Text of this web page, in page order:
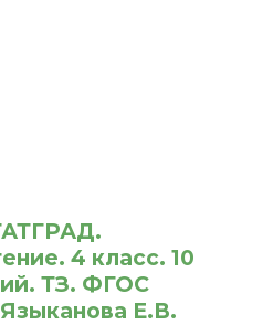
4 класс. 10
ТЗ. ФГОС
Е.В.